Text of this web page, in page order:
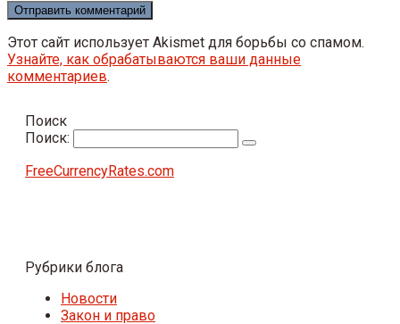
Этот сайт использует Akismet для борьбы со спамом.
Узнайте, как обрабатываются ваши данные
комментариев.
Поиск
Поиск:
FreeCurrencyRates.com
Рубрики блога
Новости
Закон и право